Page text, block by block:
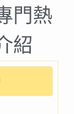
門熱
紹